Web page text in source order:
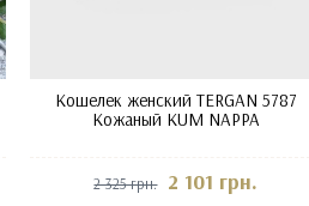
Кошелек женский TERGAN 5787
Кожаный KUM NAPPA
2 325 грн. 2 101 грн.